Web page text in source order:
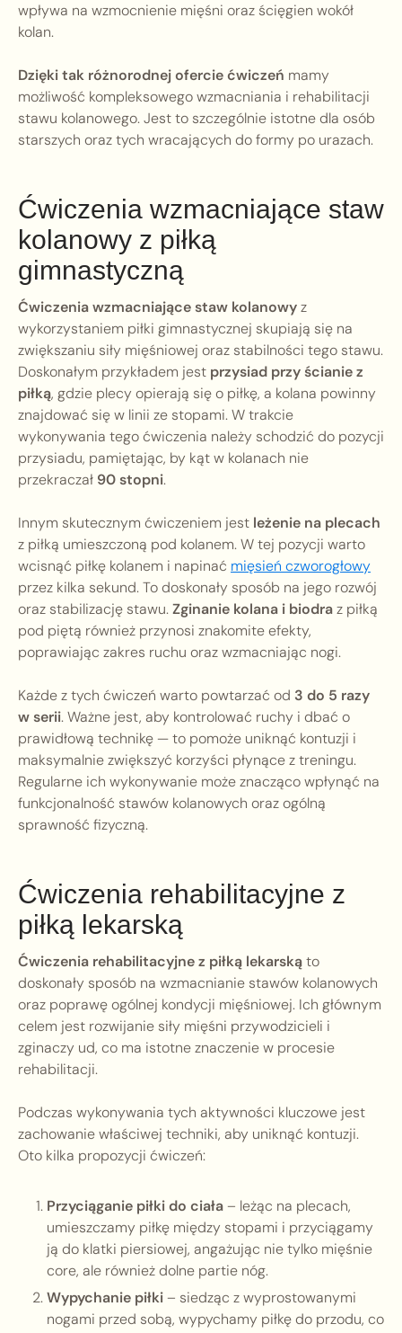
wpływa na wzmocnienie mięśni oraz ścięgien wokół
kolan.
Dzięki tak różnorodnej ofercie ćwiczeń mamy
możliwość kompleksowego wzmacniania i rehabilitacji
stawu kolanowego. Jest to szczególnie istotne dla osób
starszych oraz tych wracających do formy po urazach.
Ćwiczenia wzmacniające staw
kolanowy z piłką
gimnastyczną
Ćwiczenia wzmacniające staw kolanowyz
wykorzystaniem piłki gimnastycznej skupiają się na
zwiększaniu siły mięśniowej oraz stabilności tego stawu.
Doskonałym przykładem jest przysiad przy ścianie z
piłką, gdzie plecy opierają się o piłkę, a kolana powinny
znajdować się w linii ze stopami. W trakcie
wykonywania tego ćwiczenia należy schodzić do pozycji
przysiadu, pamiętając, by kąt w kolanach nie
przekraczał 90 stopni.
Innym skutecznym ćwiczeniem jest leżenie na plecach
z piłką umieszczoną pod kolanem. W tej pozycji warto
wcisnąć piłkę kolanem i napinać mięsień czworogłowy
przez kilka sekund. To doskonały sposób na jego rozwój
oraz stabilizację stawu.Zginanie kolana i biodraz piłką
pod piętą również przynosi znakomite efekty,
poprawiając zakres ruchu oraz wzmacniając nogi.
Każde z tych ćwiczeń warto powtarzać od 3 do 5 razy
w serii. Ważne jest, aby kontrolować ruchy i dbać o
prawidłową technikę — to pomoże uniknąć kontuzji i
maksymalnie zwiększyć korzyści płynące z treningu.
Regularne ich wykonywanie może znacząco wpłynąć na
funkcjonalność stawów kolanowych oraz ogólną
sprawność fizyczną.
Ćwiczenia rehabilitacyjne z
piłką lekarską
Ćwiczenia rehabilitacyjne z piłką lekarskąto
doskonały sposób na wzmacnianie stawów kolanowych
oraz poprawę ogólnej kondycji mięśniowej. Ich głównym
celem jest rozwijanie siły mięśni przywodzicieli i
zginaczy ud, co ma istotne znaczenie w procesie
rehabilitacji.
Podczas wykonywania tych aktywności kluczowe jest
zachowanie właściwej techniki, aby uniknąć kontuzji.
Oto kilka propozycji ćwiczeń:
Przyciąganie piłki do ciała– leżąc na plecach,
umieszczamy piłkę między stopami i przyciągamy
ją do klatki piersiowej, angażując nie tylko mięśnie
core, ale również dolne partie nóg.
Wypychanie piłki– siedząc z wyprostowanymi
nogami przed sobą, wypychamy piłkę do przodu, co